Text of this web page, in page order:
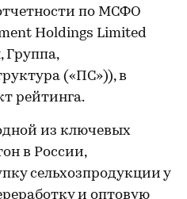
по МСФО
Holdings Limited
Группа,
(«ПС»)), в
рейтинга.
из ключевых
в России,
сельхозпродукции у
и оптовую